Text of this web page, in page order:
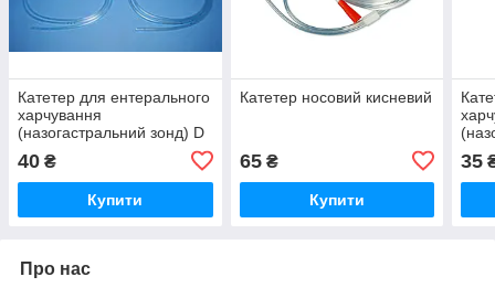
Катетер для ентерального
харчування
(назогастральний зонд) D
40 ₴
Купити
Катетер носовий кисневий
65₴
Купити
35
Про нас